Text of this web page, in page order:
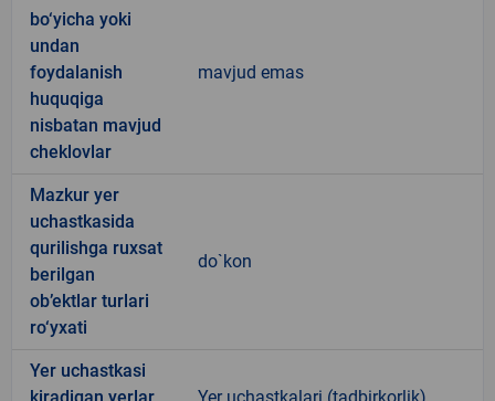
bo‘yicha yoki
undan
foydalanish
huquqiga
nisbatan mavjud
cheklovlar
mavjud emas
Mazkur yer
uchastkasida
qurilishga ruxsat
berilgan
ob’ektlar turlari
ro‘yxati
do`kon
Yer uchastkasi